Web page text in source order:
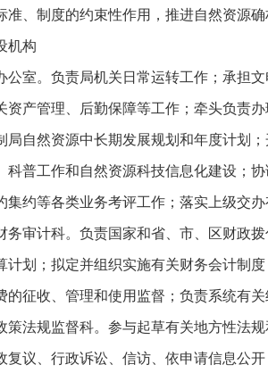
准、制度的约束性作用，推进自然资源
机构
公室。负责局机关日常运转工作；承担
资产管理、后勤保障等工作；牵头负责
局自然资源中长期发展规划和年度计划
科普工作和自然资源科技信息化建设；
集约等各类业务考评工作；落实上级交
务审计科。负责国家和省、市、区财政
计划；拟定并组织实施有关财务会计制
的征收、管理和使用监督；负责系统有
策法规监督科。参与起草有关地方性法
复议、行政诉讼、信访、依申请信息公